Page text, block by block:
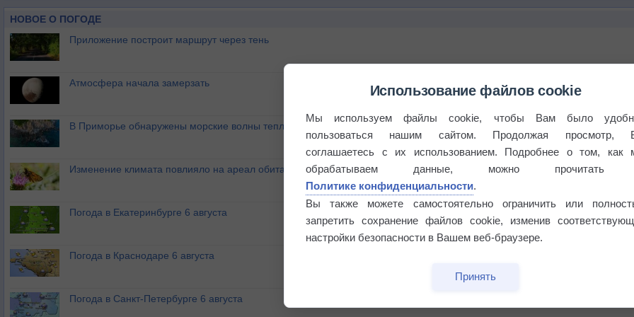
Звишаване - 158 км
Франкистаун - 159 км
Квекве - 191 км
Гокве - 220 км
НОВОЕ О ПОГОДЕ
Приложение построит маршрут через тень
Атмосфера начала замерзать
В Приморье обнаружены морские волны тепла
Изменение климата повлияло на ареал обитания бабочек
Погода в Екатеринбурге 6 августа
Погода в Краснодаре 6 августа
Погода в Санкт-Петербурге 6 августа
Использование файлов cookie
Мы используем файлы cookie, чтобы Вам было
пользоваться нашим сайтом. Продолжая просмотр,
соглашаетесь с их использованием. Подробнее о том, как
обрабатываем данные, можно прочитать
Политике конфиденциальности.
Вы также можете самостоятельно ограничить или
запретить сохранение файлов cookie, изменив
настройки безопасности в Вашем веб-браузере.
Принять